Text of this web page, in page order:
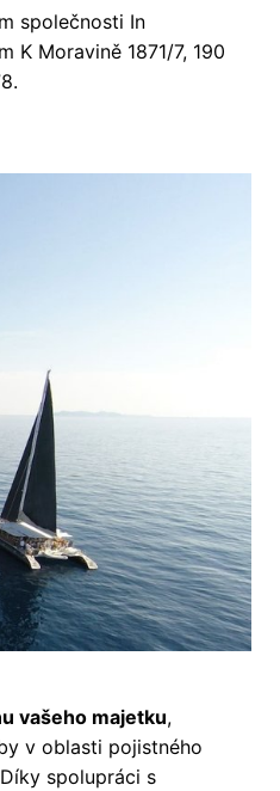
společnosti In
K Moravině 1871/7, 190
vašeho majetku,
v oblasti pojistného
spolupráci s